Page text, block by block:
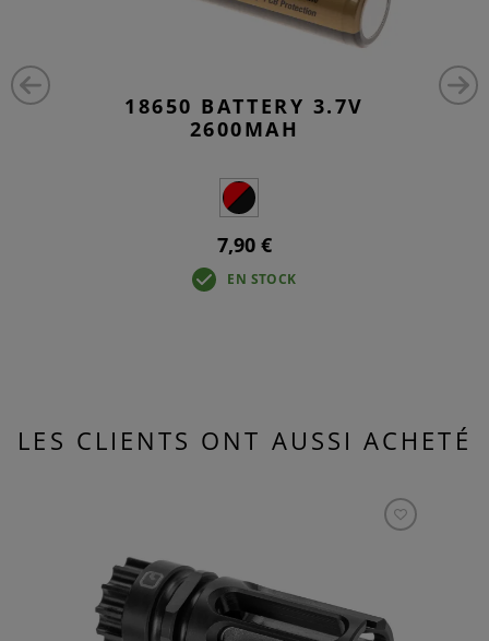
18650 BATTERY 3.7V
2600MAH
7,90 €
EN STOCK
LES CLIENTS ONT AUSSI ACHETÉ